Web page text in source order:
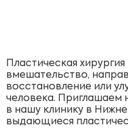
Пластическая
вмешательство,
восстановление или
человека. Приглашаем
в нашу клинику в
выдающиеся